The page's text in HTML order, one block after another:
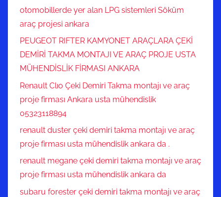
otomobillerde yer alan LPG sistemleri Söküm
araç projesi ankara
PEUGEOT RIFTER KAMYONET ARAÇLARA ÇEKİ
DEMİRİ TAKMA MONTAJI VE ARAÇ PROJE USTA
MÜHENDİSLİK FİRMASI ANKARA
Renault Clıo Çeki Demiri Takma montajı ve araç
proje firması Ankara usta mühendislik
05323118894
renault duster çeki demiri takma montajı ve araç
proje firması usta mühendislik ankara da .
renault megane çeki demiri takma montajı ve araç
proje firması usta mühendislik ankara da
subaru forester çeki demiri takma montajı ve araç